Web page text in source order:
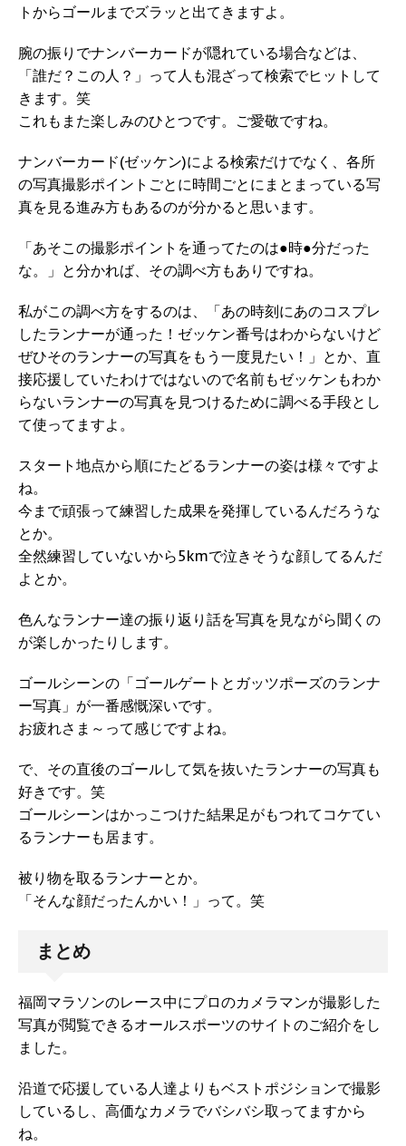
トからゴールまでズラッと出てきますよ。
腕の振りでナンバーカードが隠れている場合などは、
「誰だ？この人？」って人も混ざって検索でヒットして
きます。笑
これもまた楽しみのひとつです。ご愛敬ですね。
ナンバーカード(ゼッケン)による検索だけでなく、各所
の写真撮影ポイントごとに時間ごとにまとまっている写
真を見る進み方もあるのが分かると思います。
「あそこの撮影ポイントを通ってたのは●時●分だった
な。」と分かれば、その調べ方もありですね。
私がこの調べ方をするのは、「あの時刻にあのコスプレ
したランナーが通った！ゼッケン番号はわからないけど
ぜひそのランナーの写真をもう一度見たい！」とか、直
接応援していたわけではないので名前もゼッケンもわか
らないランナーの写真を見つけるために調べる手段とし
て使ってますよ。
スタート地点から順にたどるランナーの姿は様々ですよ
ね。
今まで頑張って練習した成果を発揮しているんだろうな
とか。
全然練習していないから5kmで泣きそうな顔してるんだ
よとか。
色んなランナー達の振り返り話を写真を見ながら聞くの
が楽しかったりします。
ゴールシーンの「ゴールゲートとガッツポーズのランナ
ー写真」が一番感慨深いです。
お疲れさま～って感じですよね。
で、その直後のゴールして気を抜いたランナーの写真も
好きです。笑
ゴールシーンはかっこつけた結果足がもつれてコケてい
るランナーも居ます。
被り物を取るランナーとか。
「そんな顔だったんかい！」って。笑
まとめ
福岡マラソンのレース中にプロのカメラマンが撮影した
写真が閲覧できるオールスポーツのサイトのご紹介をし
ました。
沿道で応援している人達よりもベストポジションで撮影
しているし、高価なカメラでバシバシ取ってますから
ね。